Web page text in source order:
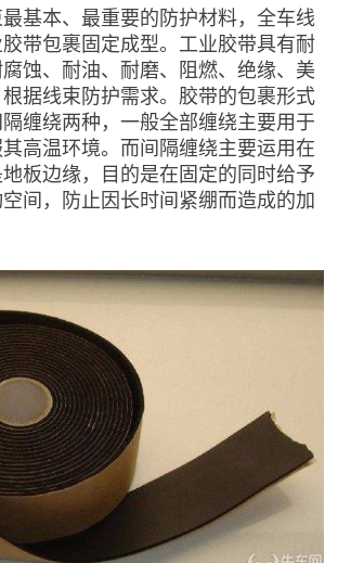
基本、最重要的防护材料，全车线
带包裹固定成型。工业胶带具有耐
蚀、耐油、耐磨、阻燃、绝缘、美
据线束防护需求。胶带的包裹形式
缠绕两种，一般全部缠绕主要用于
高温环境。而间隔缠绕主要运用在
板边缘，目的是在固定的同时给予
间，防止因长时间紧绷而造成的加